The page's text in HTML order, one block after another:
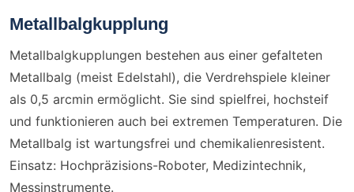
Metallbalgkupplung
Metallbalgkupplungen bestehen aus einer gefalteten
Metallbalg (meist Edelstahl), die Verdrehspiele kleiner
als 0,5 arcmin ermöglicht. Sie sind spielfrei, hochsteif
und funktionieren auch bei extremen Temperaturen. Die
Metallbalg ist wartungsfrei und chemikalienresistent.
Einsatz: Hochpräzisions-Roboter, Medizintechnik,
Messinstrumente.